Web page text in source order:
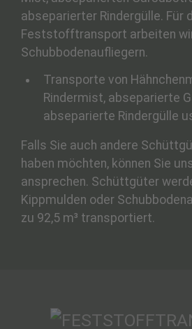
abseparierter Rindergülle. Für
Feststofftransport arbeiten
Schubbodenaufliegern.
Transporte von
Rindermist, abseparierte
abseparierte Rindergülle
Falls Sie auch andere
haben möchten, können Sie
ansprechen. Schüttgüter
Kippmulden oder
zu 92,5 m³ transportiert.